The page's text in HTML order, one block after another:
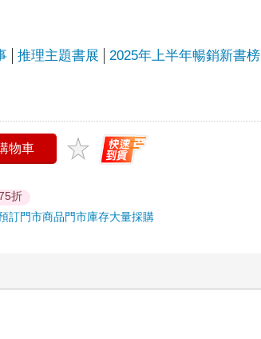
推理主題書展 2025年上半年暢銷新書榜
物車
折
訂門市商品門市庫存大量採購